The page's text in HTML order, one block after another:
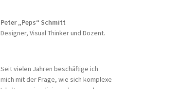
Peter „Peps“ Schmitt
Designer, Visual Thinker und Dozent.
Seit vielen Jahren beschäftige ich
mich mit der Frage, wie sich komplexe